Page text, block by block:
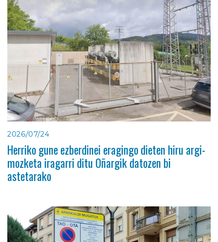
2026/07/24
Herriko gune ezberdinei eragingo dieten hiru argi-
mozketa iragarri ditu Oñargik datozen bi
astetarako